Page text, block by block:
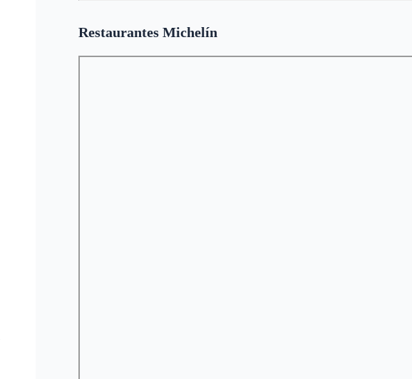
Restaurantes Michelín